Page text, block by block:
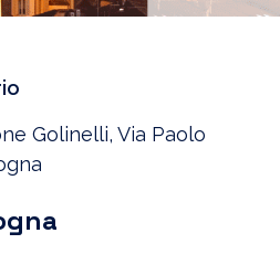
Golinelli, Via Paolo